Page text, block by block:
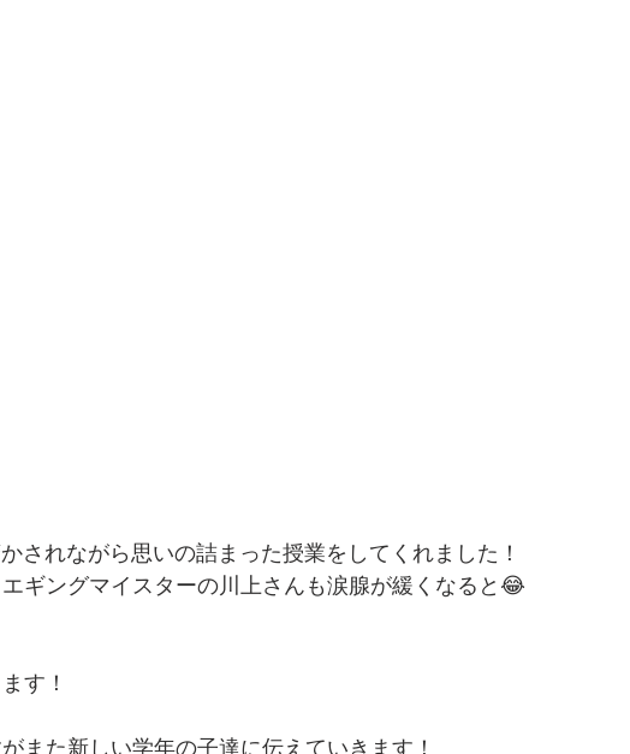
されながら思いの詰まった授業をしてくれました！
ギングマイスターの川上さんも涙腺が緩くなると😂
す！
また新しい学年の子達に伝えていきます！